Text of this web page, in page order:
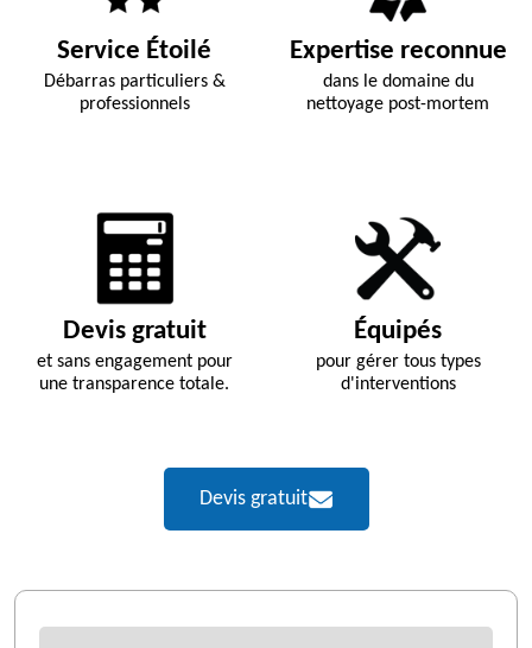
Service Étoilé
Débarras particuliers &
professionnels
Expertise reconnue
dans le domaine du
nettoyage post-mortem
Devis gratuit
et sans engagement pour
une transparence totale.
Équipés
pour gérer tous types
d'interventions
Devis gratuit